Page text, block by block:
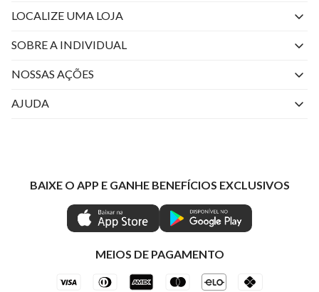
LOCALIZE UMA LOJA
SOBRE A INDIVIDUAL
Quem Somos
Painel de Privacidade
Gestão de Preferências
NOSSAS AÇÕES
Livelo
IND CASHBACK
AJUDA
Trocas e Devoluções
Regulamentos
Seja Um Revendedor
Shop by WhatsApp Individual
BAIXE O APP E GANHE BENEFÍCIOS EXCLUSIVOS
MEIOS DE PAGAMENTO